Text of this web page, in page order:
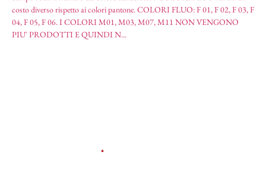
Combi treccia semicerata
costo diverso rispetto ai colori pantone. COLORI FLUO: F 01, F 02, F 03, F
04, F 05, F 06. I COLORI M01, M03, M07, M11 NON VENGONO
PIU' PRODOTTI E QUINDI N...